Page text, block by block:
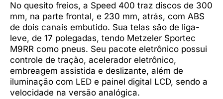
No quesito freios, a Speed 400 traz discos de 300
mm, na parte frontal, e 230 mm, atrás, com ABS
de dois canais embutido. Sua telas são de liga-
leve, de 17 polegadas, tendo Metzeler Sportec
M9RR como pneus. Seu pacote eletrônico possui
controle de tração, acelerador eletrônico,
embreagem assistida e deslizante, além de
iluminação com LED e painel digital LCD, sendo a
velocidade na versão analógica.